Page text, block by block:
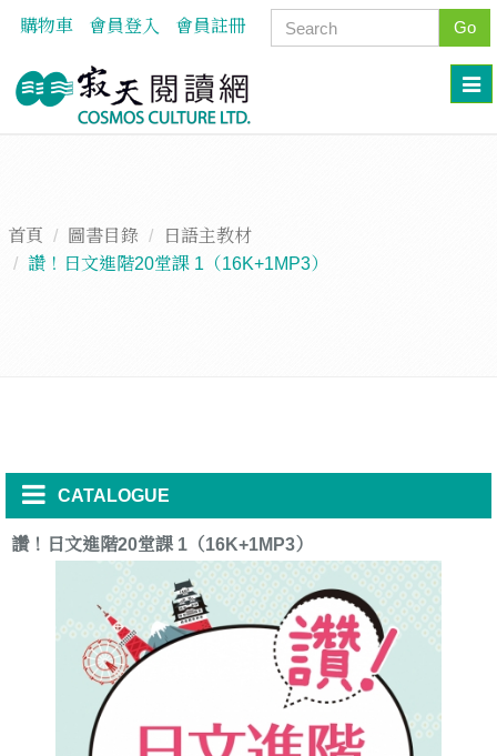
Go
購物車 會員登入 會員註冊
首頁 圖書目錄
日語主教材
讚！日文進階20堂課 1（16K+1MP3）
CATALOGUE
讚！日文進階20堂課 1（16K+1MP3）